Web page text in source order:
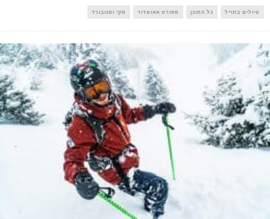
טיולים בחו"ל כל התוכן ספורט אאוטדור סקי וסנובורד